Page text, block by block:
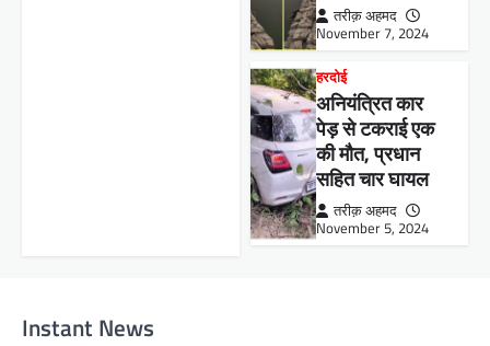
तरीक़ अहमद
November 7, 2024
हरदोई
अनियंत्रित कार
पेड़ से टकराई एक
की मौत, प्रधान
सहित चार घायल
तरीक़ अहमद
November 5, 2024
Instant News